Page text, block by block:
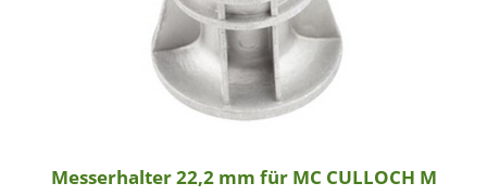
Messerhalter 22,2 mm für MC CULLOCH M